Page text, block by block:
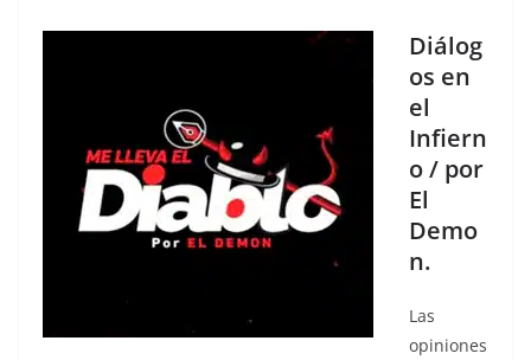
Diálog
os en
el
Infiern
o / por
El
Demo
n.
Las
opiniones